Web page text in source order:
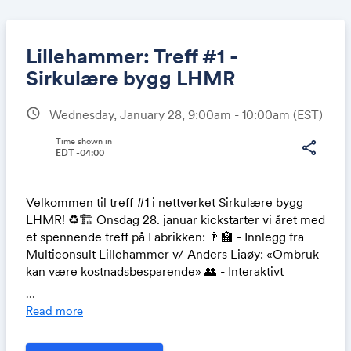
Lillehammer: Treff #1 -
Sirkulære bygg LHMR
schedule Wednesday, January 28, 9:00am - 10:00am (EST)
share
Time shown in
EDT -04:00
Velkommen til treff #1 i nettverket Sirkulære bygg
LHMR! ♻️🏗️ Onsdag 28. januar kickstarter vi året med
et spennende treff på Fabrikken: 👨‍🏫 - Innlegg fra
Multiconsult Lillehammer v/ Anders Liaøy: «Ombruk
kan være kostnadsbesparende» 👥 - Interaktivt
mulighet til å bli bedre kjent og jobbe sammen 🕝 -
- Fra klokken 16 og utover går vi videre til Out of
...
Read more
Share